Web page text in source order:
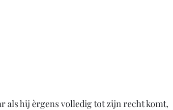
als hij èrgens volledig tot zijn recht komt,